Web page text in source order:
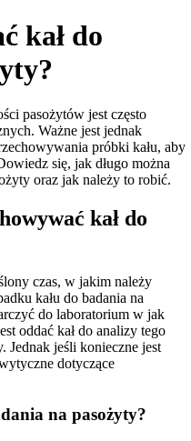
kał do
pasożytów jest często
Ważne jest jednak
próbki kału, aby
się, jak długo można
oraz jak należy to robić.
kał do
czas, w jakim należy
kału do badania na
do laboratorium w jak
oddać kał do analizy tego
Jednak jeśli konieczne jest
dotyczące
na pasożyty?